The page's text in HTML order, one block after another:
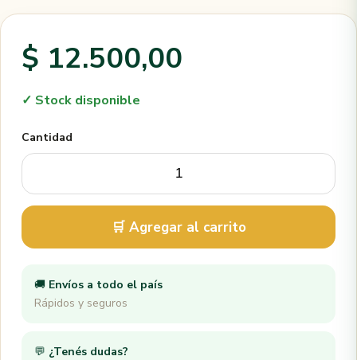
$ 12.500,00
✓ Stock disponible
Cantidad
🛒 Agregar al carrito
🚚 Envíos a todo el país
Rápidos y seguros
💬 ¿Tenés dudas?